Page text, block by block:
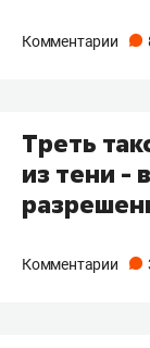
Комментарии
Треть
из тени -
Комментарии